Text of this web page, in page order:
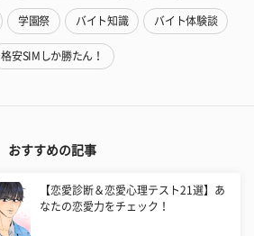
学園祭 バイト知識 バイト体験談
格安SIMしか勝たん！
おすすめの記事
【恋愛診断＆恋愛心理テスト21選】あ
なたの恋愛力をチェック！